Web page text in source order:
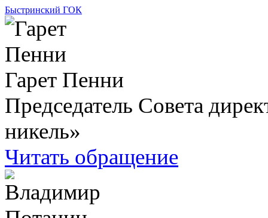
Быстринский ГОК
Гарет Пенни
Председатель Совета
никель»
Читать обращение